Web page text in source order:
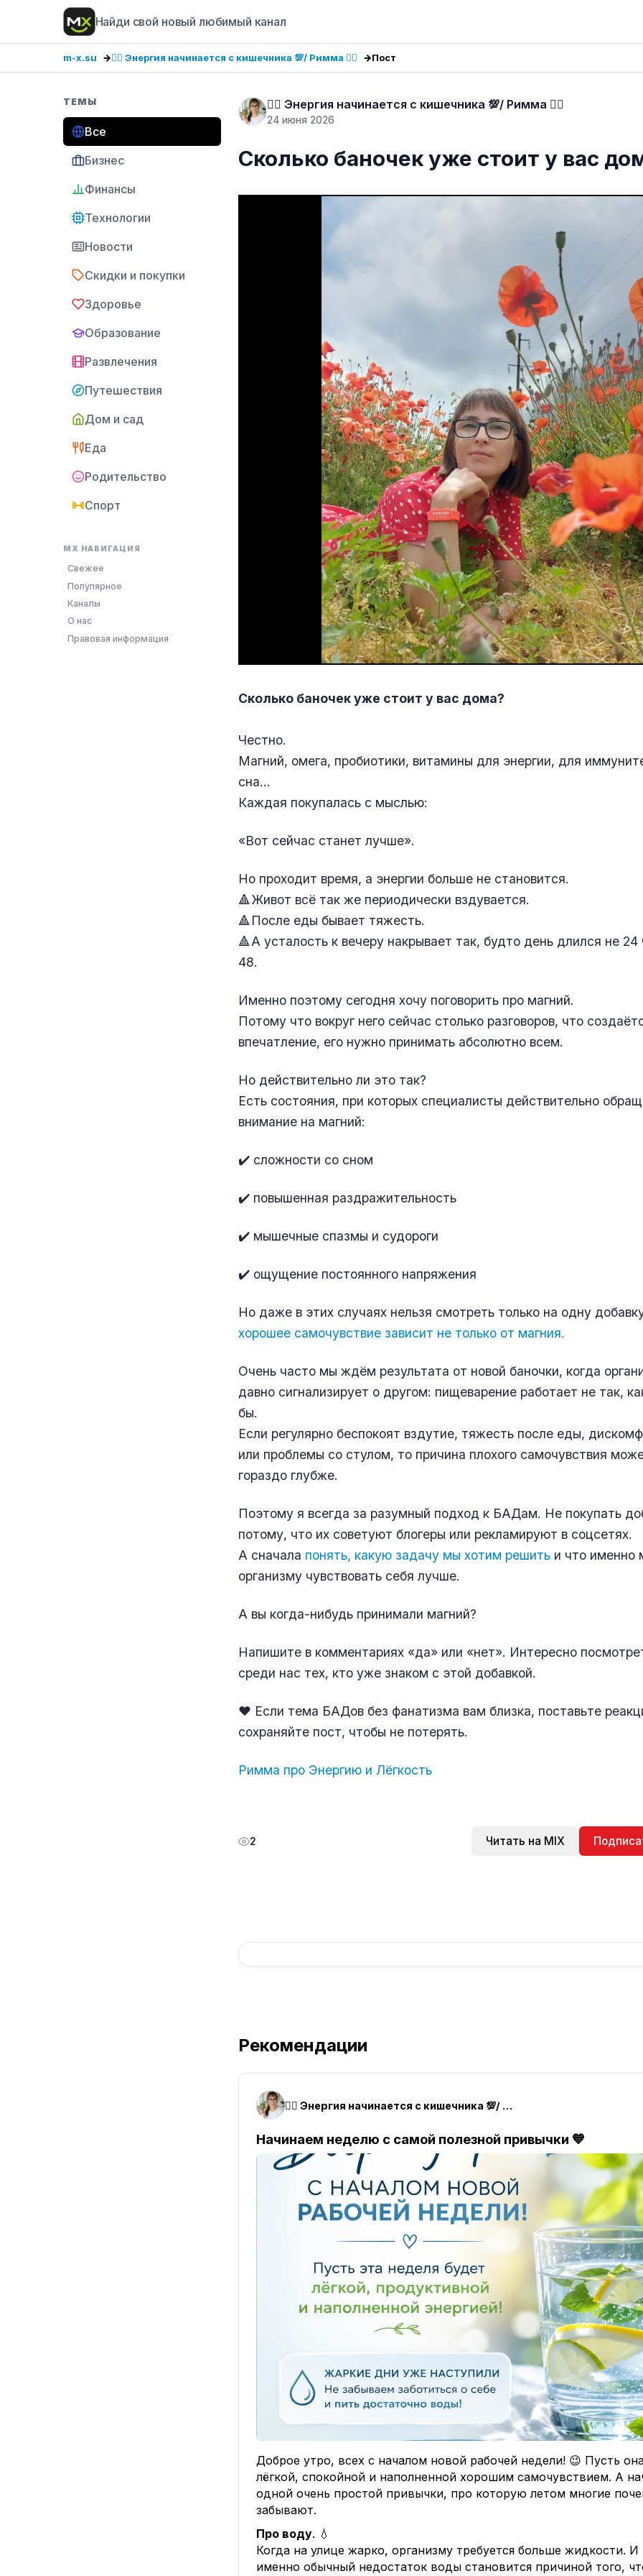
Найди свой новый любимый канал
m-x.su ❤️‍🔥 Энергия начинается с кишечника 💯/ Римма ❤️‍🔥 Пост
ТЕМЫ
Все
Бизнес
Финансы
Технологии
Новости
Скидки и покупки
Здоровье
Образование
Развлечения
Путешествия
Дом и сад
Еда
Родительство
Спорт
MX НАВИГАЦИЯ
Свежее
Популярное
Каналы
О нас
Правовая информация
❤️‍🔥 Энергия начинается с кишечника 💯/ Римма ❤️‍🔥
24 июня 2026
Сколько баночек уже стоит у вас
Сколько баночек уже стоит у вас дома?
Честно.
Магний, омега, пробиотики, витамины для энергии, для
сна...
Каждая покупалась с мыслью:
«Вот сейчас станет лучше».
Но проходит время, а энергии больше не становится.
🔺Живот всё так же периодически вздувается.
🔺После еды бывает тяжесть.
🔺А усталость к вечеру накрывает так, будто день длился не 24
48.
Именно поэтому сегодня хочу поговорить про магний.
Потому что вокруг него сейчас столько разговоров, что
впечатление, его нужно принимать абсолютно всем.
Но действительно ли это так?
Есть состояния, при которых специалисты действительно
внимание на магний:
✔️ сложности со сном
✔️ повышенная раздражительность
✔️ мышечные спазмы и судороги
✔️ ощущение постоянного напряжения
Но даже в этих случаях нельзя смотреть только на одну
хорошее самочувствие зависит не только от магния.
Очень часто мы ждём результата от новой баночки, когда
давно сигнализирует о другом: пищеварение работает не так,
бы.
Если регулярно беспокоят вздутие, тяжесть после еды,
или проблемы со стулом, то причина плохого самочувствия
гораздо глубже.
Поэтому я всегда за разумный подход к БАДам. Не покупать
потому, что их советуют блогеры или рекламируют в соцсетях.
А сначала понять, какую задачу мы хотим решить и что именно
организму чувствовать себя лучше.
А вы когда-нибудь принимали магний?
Напишите в комментариях «да» или «нет». Интересно
среди нас тех, кто уже знаком с этой добавкой.
❤️ Если тема БАДов без фанатизма вам близка, поставьте
сохраняйте пост, чтобы не потерять.
Римма про Энергию и Лёгкость
2 Читать на MIX
Рекомендации
❤️‍🔥 Энергия начинается с кишечника 💯/ Римма ❤️‍🔥
Начинаем неделю с самой полезной привычки 💙
Доброе утро, всех с началом новой рабочей недели! 😉 Пусть
лёгкой, спокойной и наполненной хорошим самочувствием. А
одной очень простой привычки, про которую летом многие
забывают.
Про воду. 💧
Когда на улице жарко, организму требуется больше жидкости. И
именно обычный недостаток воды становится причиной того,